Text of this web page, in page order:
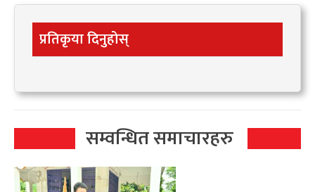
प्रतिकृया दिनुहोस्
सम्वन्धित समाचारहरु